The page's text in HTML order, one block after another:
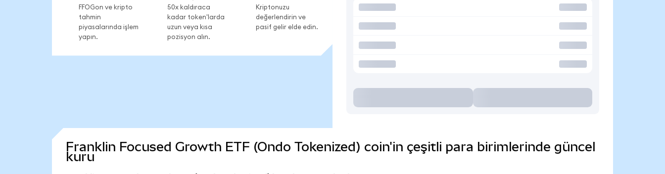
FFOGon ve kripto
tahmin
piyasalarında işlem
yapın.
50x kaldıraca
kadar token'larda
uzun veya kısa
pozisyon alın.
Kriptonuzu
değerlendirin ve
pasif gelir elde edin.
Franklin Focused Growth ETF (Ondo Tokenized) coin'in çeşitli para birimlerinde güncel
kuru